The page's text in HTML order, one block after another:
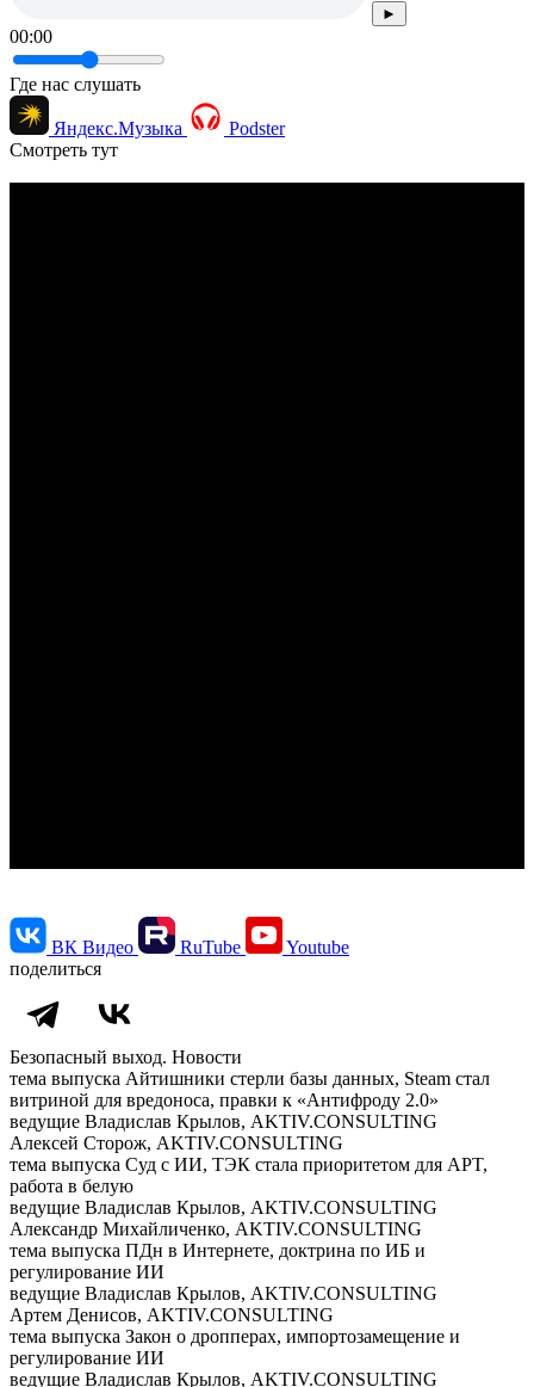
►
00:00
Где нас слушать
Яндекс.Музыка
Podster
Смотреть тут
ВК Видео RuTube
Youtube
поделиться
Безопасный выход. Новости
тема выпуска Айтишники стерли базы данных, Steam стал
витриной для вредоноса, правки к «Антифроду 2.0»
ведущие Владислав Крылов, AKTIV.CONSULTING
Алексей Сторож, AKTIV.CONSULTING
тема выпуска Суд с ИИ, ТЭК стала приоритетом для APT,
работа в белую
ведущие Владислав Крылов, AKTIV.CONSULTING
Александр Михайличенко, AKTIV.CONSULTING
тема выпуска ПДн в Интернете, доктрина по ИБ и
регулирование ИИ
ведущие Владислав Крылов, AKTIV.CONSULTING
Артем Денисов, AKTIV.CONSULTING
тема выпуска Закон о дропперах, импортозамещение и
регулирование ИИ
ведущие Владислав Крылов, AKTIV.CONSULTING